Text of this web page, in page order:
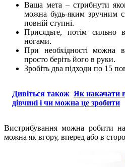
Ваша мета – стрибнути
можна будь-яким зручним
повній ступні.
Присядьте, потім сильно
ногами.
При необхідності можна
просто беріть його в руки.
Зробіть два підходи по 15
Дивіться також Як накачати
дівчині і чи можна це зробити
Вистрибування можна робити
можна як вгору, вперед або в